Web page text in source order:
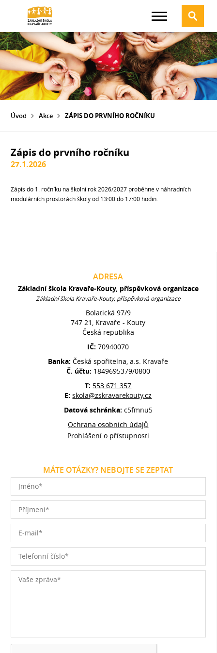
Úvod Akce ZÁPIS DO PRVNÍHO ROČNÍKU
Zápis do prvního ročníku
27.1.2026
Zápis do 1. ročníku na školní rok 2026/2027 proběhne v náhradních
modulárních prostorách školy od 13:00 do 17:00 hodin.
ADRESA
Základní škola Kravaře-Kouty, příspěvková organizace
Základní škola Kravaře-Kouty, příspěvková organizace
Bolatická 97/9
747 21, Kravaře - Kouty
Česká republika
IČ:70940070
Banka:Česká spořitelna, a.s. Kravaře
Č. účtu: 1849695379/0800
T: 553 671 357
E:skola@zskravarekouty.cz
Datová schránka: c5fmnu5
Ochrana osobních údajů
Prohlášení o přístupnosti
MÁTE OTÁZKY? NEBOJTE SE ZEPTAT